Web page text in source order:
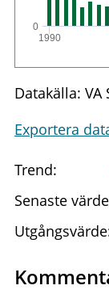
1990
0
Datakälla: VA
Exportera
Trend:
Senaste